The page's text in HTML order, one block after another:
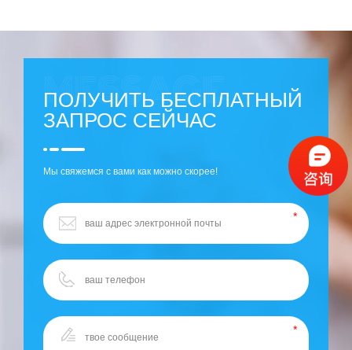
ПОЛУЧИТЬ БЕСПЛАТНЫЙ
ЗАПРОС СЕЙЧАС
Мы свяжемся с вами как можно скорее!